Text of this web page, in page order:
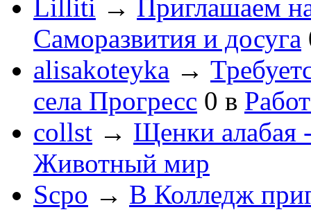
Lilliti → Приглашаем
Саморазвития и досуга
alisakoteyka →
села Прогресс 0 в
collst → Щенки алабая
Животный мир
Scpo → В Колледж